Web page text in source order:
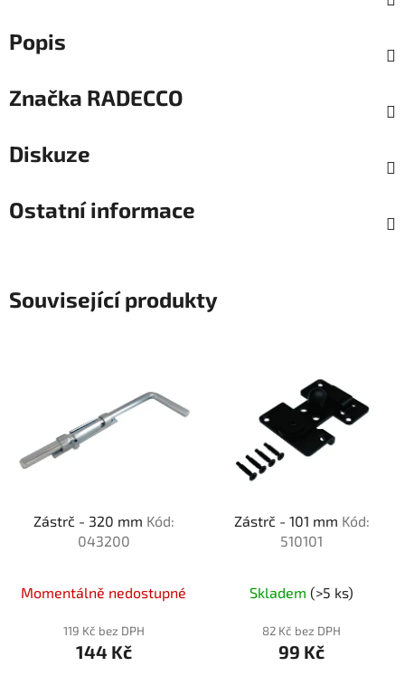
Popis
Značka RADECCO
Diskuze
Ostatní informace
Související produkty
Zástrč - 320 mm Kód:
043200
Momentálně nedostupné
119 Kč bez DPH
144 Kč
Zástrč - 101 mm Kód:
510101
Skladem (>5 ks)
82 Kč bez DPH
99 Kč